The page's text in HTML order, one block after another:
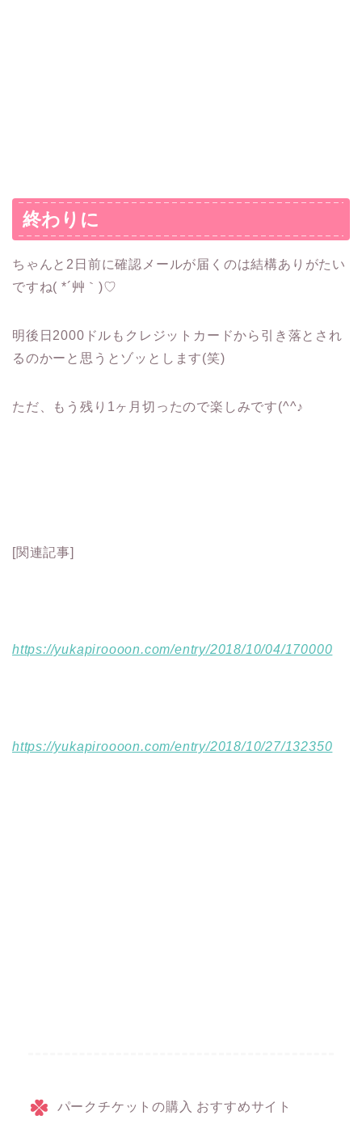
終わりに
ちゃんと2日前に確認メールが届くのは結構ありがたい
ですね( *´艸｀)♡
明後日2000ドルもクレジットカードから引き落とされ
るのかーと思うとゾッとします(笑)
ただ、もう残り1ヶ月切ったので楽しみです(^^♪
[関連記事]
https://yukapiroooon.com/entry/2018/10/04/170000
https://yukapiroooon.com/entry/2018/10/27/132350
パークチケットの購入 おすすめサイト